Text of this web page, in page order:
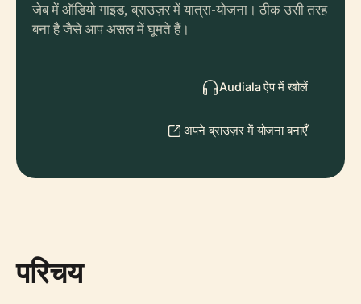
जेब में ऑडियो गाइड, ब्राउज़र में यात्रा-योजना। ठीक उसी तरह
बना है जैसे आप असल में घूमते हैं।
Audiala ऐप में खोलें
अपने ब्राउज़र में योजना बनाएँ
परिचय